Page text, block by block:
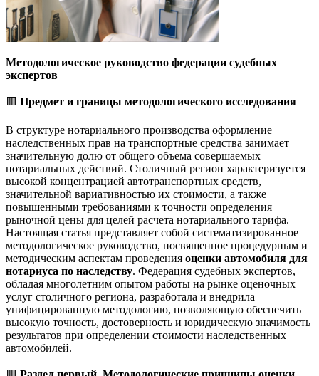
Методологическое руководство федерации судебных
экспертов
🟥 Предмет и границы методологического исследования
В структуре нотариального производства оформление
наследственных прав на транспортные средства занимает
значительную долю от общего объема совершаемых
нотариальных действий. Столичный регион характеризуется
высокой концентрацией автотранспортных средств,
значительной вариативностью их стоимости, а также
повышенными требованиями к точности определения
рыночной цены для целей расчета нотариального тарифа.
Настоящая статья представляет собой систематизированное
методологическое руководство, посвященное процедурным и
методическим аспектам проведения оценки автомобиля для
нотариуса по наследству. Федерация судебных экспертов,
обладая многолетним опытом работы на рынке оценочных
услуг столичного региона, разработала и внедрила
унифицированную методологию, позволяющую обеспечить
высокую точность, достоверность и юридическую значимость
результатов при определении стоимости наследственных
автомобилей.